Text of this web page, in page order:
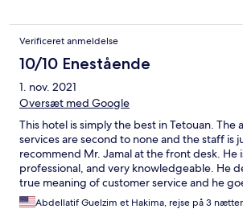
Verificeret anmeldelse
10/10 Enestående
1. nov. 2021
Oversæt med Google
This hotel is simply the best in Tetouan. The
services are second to none and the staff is
recommend Mr. Jamal at the front desk. He
professional, and very knowledgeable. He
true meaning of customer service and he
beyond to make sure his clients are satisfied.
Abdellatif Guelzim et Hakima, rejse på 3 nætter